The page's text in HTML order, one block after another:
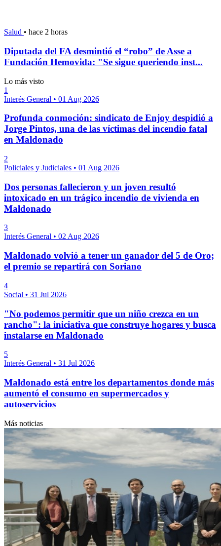
Salud • hace 2 horas
Diputada del FA desmintió el “robo” de Asse a
Fundación Hemovida: "Se sigue queriendo inst...
Lo más visto
1
Interés General • 01 Aug 2026
Profunda conmoción: sindicato de Enjoy despidió a
Jorge Pintos, una de las víctimas del incendio fatal
en Maldonado
2
Policiales y Judiciales • 01 Aug 2026
Dos personas fallecieron y un joven resultó
intoxicado en un trágico incendio de vivienda en
Maldonado
3
Interés General • 02 Aug 2026
Maldonado volvió a tener un ganador del 5 de Oro;
el premio se repartirá con Soriano
4
Social • 31 Jul 2026
"No podemos permitir que un niño crezca en un
rancho": la iniciativa que construye hogares y busca
instalarse en Maldonado
5
Interés General • 31 Jul 2026
Maldonado está entre los departamentos donde más
aumentó el consumo en supermercados y
autoservicios
Más noticias